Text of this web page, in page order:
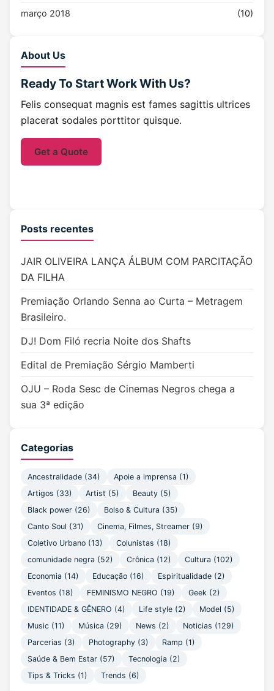
março 2018 (10)
About Us
Ready To StartWork With Us?
Felis consequat magnis est fames sagittis ultrices
placerat sodales porttitor quisque.
Get a Quote
Posts recentes
JAIR OLIVEIRA LANÇA ÁLBUM COM PARCITAÇÃO
DA FILHA
Premiação Orlando Senna ao Curta – Metragem
Brasileiro.
DJ! Dom Filó recria Noite dos Shafts
Edital de Premiação Sérgio Mamberti
OJU – Roda Sesc de Cinemas Negros chega a
sua 3ª edição
Categorias
Ancestralidade (34) Apoie a imprensa (1)
Artigos (33) Artist (5) Beauty (5)
Black power (26) Bolso & Cultura (35)
Canto Soul (31) Cinema, Filmes, Streamer (9)
Coletivo Urbano (13) Colunistas (18)
comunidade negra (52) Crônica (12) Cultura (102)
Economia (14) Educação (16) Espiritualidade (2)
Eventos (18) FEMINISMO NEGRO (19) Geek (2)
IDENTIDADE & GÊNERO (4) Life style (2) Model (5)
Music (11) Música (29) News (2) Noticias (129)
Parcerias (3) Photography (3) Ramp (1)
Saúde & Bem Estar (57) Tecnologia (2)
Tips & Tricks (1) Trends (6)